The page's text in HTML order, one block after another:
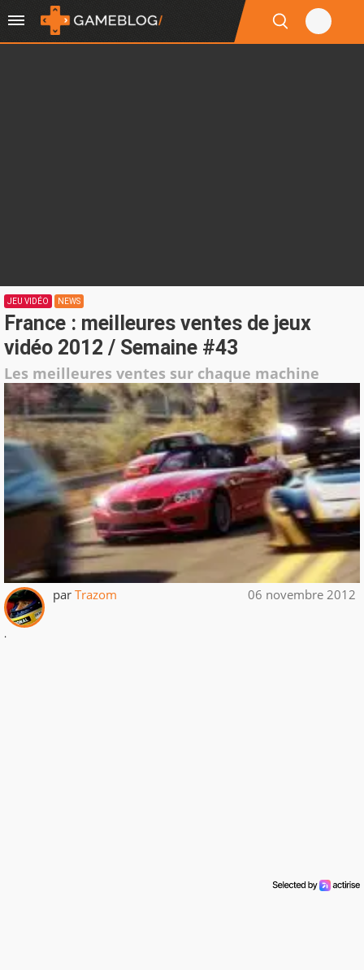
JEU VIDÉO NEWS
France : meilleures ventes de jeux
vidéo 2012 / Semaine #43
Les meilleures ventes sur chaque machine
par Trazom 06 novembre 2012
.